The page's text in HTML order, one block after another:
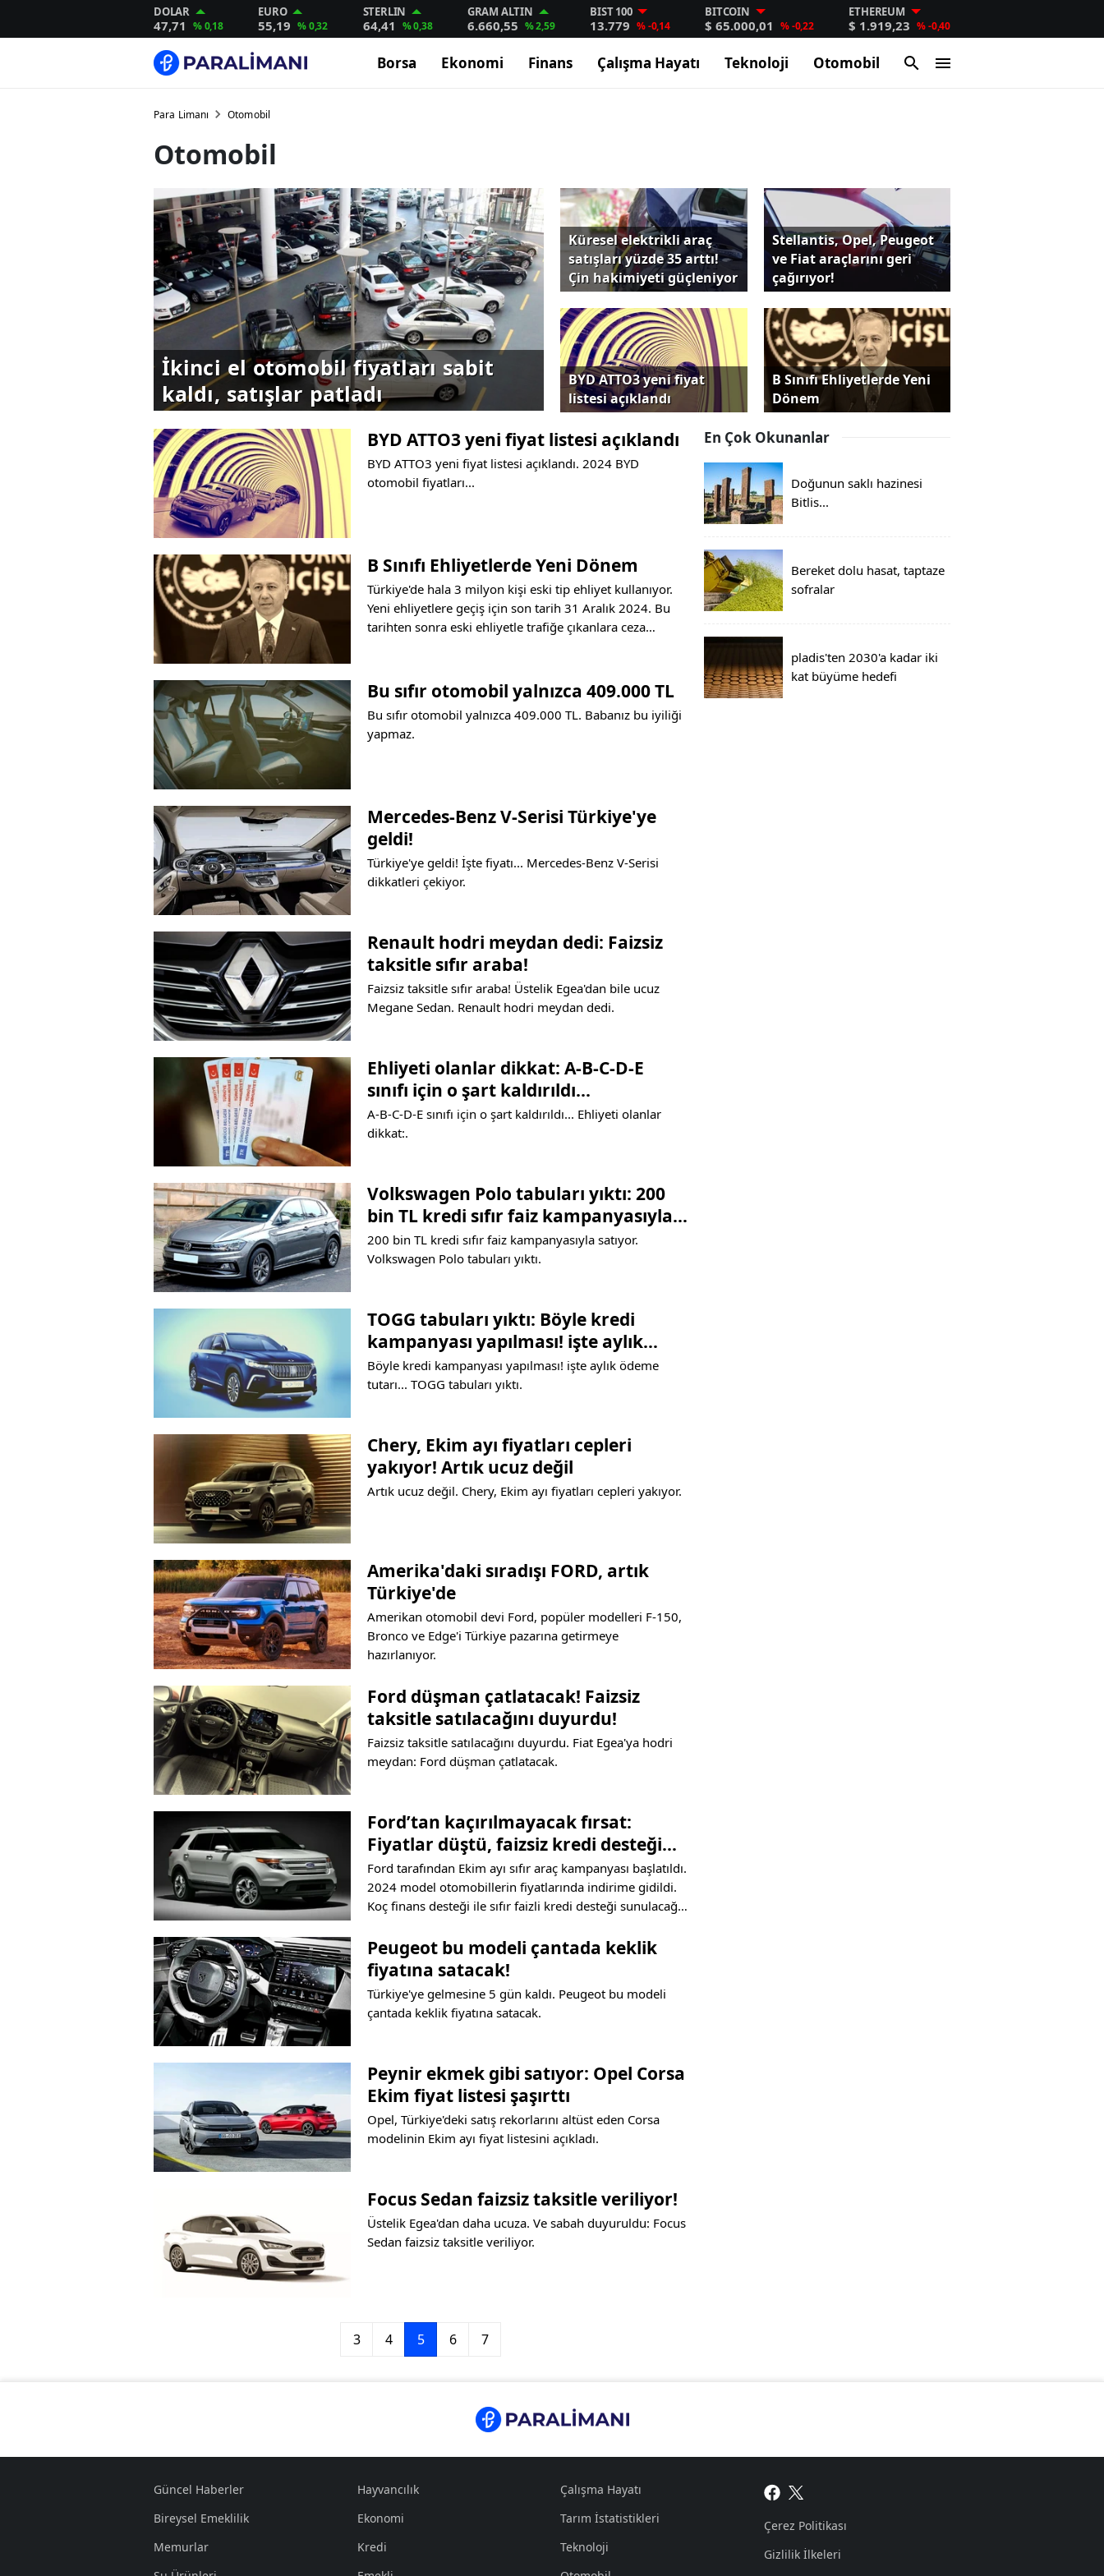
DOLAR
47,71 % 0,18
EURO
55,19 % 0,32
STERLIN
64,41 % 0,38
GRAM ALTIN
6.660,55 % 2,59
BIST 100
13.779 % -0,14
BITCOIN
$ 65.000,01 % -0,22
ETHEREUM
$ 1.919,23 % -0,40
Borsa Ekonomi Finans Çalışma Hayatı Teknoloji Otomobil
Para Limanı Otomobil
Otomobil
İkinci el otomobil fiyatları sabit
kaldı, satışlar patladı
Küresel elektrikli araç
satışları yüzde 35 arttı!
Çin hakimiyeti güçleniyor
Stellantis, Opel, Peugeot
ve Fiat araçlarını geri
çağırıyor!
BYD ATTO3 yeni fiyat
listesi açıklandı
B Sınıfı Ehliyetlerde Yeni
Dönem
BYD ATTO3 yeni fiyat listesi açıklandı
BYD ATTO3 yeni fiyat listesi açıklandı. 2024 BYD
otomobil fiyatları...
B Sınıfı Ehliyetlerde Yeni Dönem
Türkiye'de hala 3 milyon kişi eski tip ehliyet kullanıyor.
Yeni ehliyetlere geçiş için son tarih 31 Aralık 2024. Bu
tarihten sonra eski ehliyetle trafiğe çıkanlara ceza
Bu sıfır otomobil yalnızca 409.000 TL
Bu sıfır otomobil yalnızca 409.000 TL. Babanız bu iyiliği
yapmaz.
Mercedes-Benz V-Serisi Türkiye'ye
geldi!
Türkiye'ye geldi! İşte fiyatı... Mercedes-Benz V-Serisi
dikkatleri çekiyor.
Renault hodri meydan dedi: Faizsiz
taksitle sıfır araba!
Faizsiz taksitle sıfır araba! Üstelik Egea'dan bile ucuz
Megane Sedan. Renault hodri meydan dedi.
Ehliyeti olanlar dikkat: A-B-C-D-E
sınıfı için o şart kaldırıldı...
A-B-C-D-E sınıfı için o şart kaldırıldı... Ehliyeti olanlar
dikkat:.
Volkswagen Polo tabuları yıktı: 200
bin TL kredi sıfır faiz kampanyasıyla
satıyor
200 bin TL kredi sıfır faiz kampanyasıyla satıyor.
Volkswagen Polo tabuları yıktı.
TOGG tabuları yıktı: Böyle kredi
kampanyası yapılması! işte aylık
ödeme tutarı
Böyle kredi kampanyası yapılması! işte aylık ödeme
tutarı... TOGG tabuları yıktı.
Chery, Ekim ayı fiyatları cepleri
yakıyor! Artık ucuz değil
Artık ucuz değil. Chery, Ekim ayı fiyatları cepleri yakıyor.
Amerika'daki sıradışı FORD, artık
Türkiye'de
Amerikan otomobil devi Ford, popüler modelleri F-150,
Bronco ve Edge'i Türkiye pazarına getirmeye
hazırlanıyor.
Ford düşman çatlatacak! Faizsiz
taksitle satılacağını duyurdu!
Faizsiz taksitle satılacağını duyurdu. Fiat Egea'ya hodri
meydan: Ford düşman çatlatacak.
Ford’tan kaçırılmayacak fırsat:
Fiyatlar düştü, faizsiz kredi desteği
geldi…
Ford tarafından Ekim ayı sıfır araç kampanyası başlatıldı.
2024 model otomobillerin fiyatlarında indirime gidildi.
Koç finans desteği ile sıfır faizli kredi desteği sunulacağı
Peugeot bu modeli çantada keklik
fiyatına satacak!
Türkiye'ye gelmesine 5 gün kaldı. Peugeot bu modeli
çantada keklik fiyatına satacak.
Peynir ekmek gibi satıyor: Opel Corsa
Ekim fiyat listesi şaşırttı
Opel, Türkiye'deki satış rekorlarını altüst eden Corsa
modelinin Ekim ayı fiyat listesini açıkladı.
Focus Sedan faizsiz taksitle veriliyor!
Üstelik Egea'dan daha ucuza. Ve sabah duyuruldu: Focus
Sedan faizsiz taksitle veriliyor.
3 4 5 6 7
En Çok Okunanlar
Doğunun saklı hazinesi
Bitlis...
Bereket dolu hasat, taptaze
sofralar
pladis'ten 2030'a kadar iki
kat büyüme hedefi
Güncel Haberler
Bireysel Emeklilik
Memurlar
Hayvancılık
Ekonomi
Kredi
Çalışma Hayatı
Tarım İstatistikleri
Teknoloji
Çerez Politikası
Gizlilik İlkeleri